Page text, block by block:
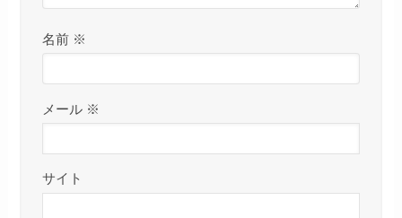
名前 ※
メール ※
サイト